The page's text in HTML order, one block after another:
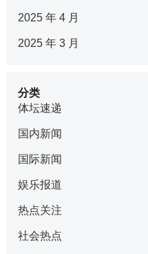
2025 年 4 月
2025 年 3 月
分类
体坛速递
国内新闻
国际新闻
娱乐报道
热点关注
社会热点